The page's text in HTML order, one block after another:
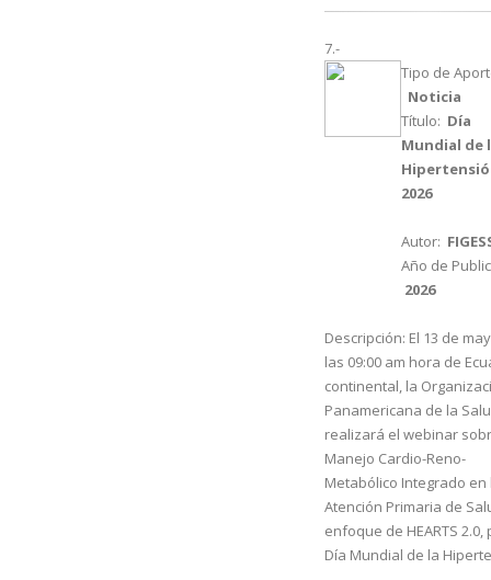
7.-
Tipo de
Noticia
Título: Día
Mundial de
2026
Autor:
Año de
2026
Descripción: El 13 de
las 09:00 am hora de
continental, la
Panamericana de la
realizará el webinar
Manejo Cardio-Reno-
Metabólico Integrado en
Atención Primaria de
enfoque de HEARTS 2.0,
Día Mundial de la